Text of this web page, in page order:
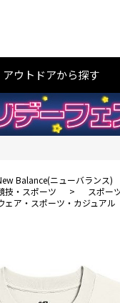
アウトドアから探す
Balance(ニューバランス)
技・スポーツ > スポー
ェア・スポーツ・カジュアル